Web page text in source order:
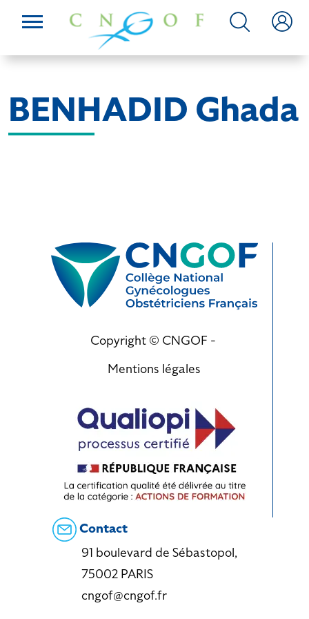
BENHADID Ghada
Copyright © CNGOF -
Mentions légales
Contact
91 boulevard de Sébastopol,
75002 PARIS
cngof@cngof.fr